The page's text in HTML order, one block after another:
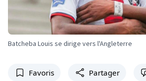
Batcheba Louis se dirige vers l'Angleterre
Favoris Partager